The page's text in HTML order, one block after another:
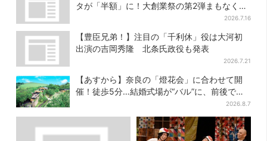
タが「半額」に！大創業祭の第2弾まもなくス
2026.7.16
【豊臣兄弟！】注目の「千利休」役は大河初
出演の吉岡秀隆 北条氏政役も発表
2026.7.21
【あすから】奈良の「燈花会」に合わせて開
催！徒歩5分…結婚式場が“バル”に、前後で食
2026.8.7